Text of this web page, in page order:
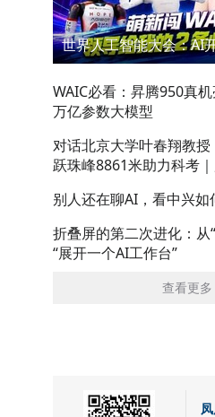
WAIC必看：昇腾950真
万亿参数大模型
对话北京大学叶春翔教
跃珠峰8861米助力科考
别人还在聊AI，看中兴如
折叠屏的第二次进化：从
“展开一个AI工作台”
查看更多